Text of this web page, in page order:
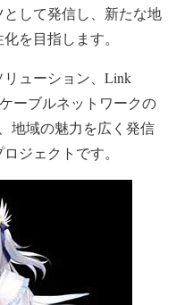
して発信し、新たな地
を目指します。
ューション、Link
ーブルネットワークの
地域の魅力を広く発信
ジェクトです。